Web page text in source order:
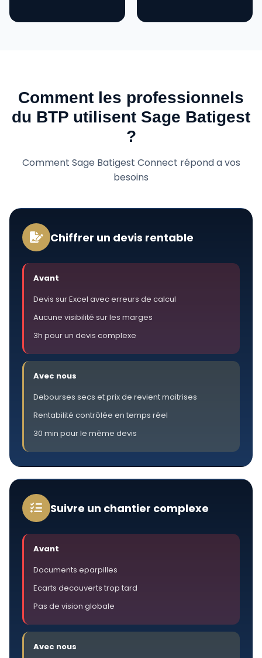
Comment les professionnels
du BTP utilisent Sage Batigest
?
Comment Sage Batigest Connect répond a vos
besoins
Chiffrer un devis rentable
Avant
Devis sur Excel avec erreurs de calcul
Aucune visibilité sur les marges
3h pour un devis complexe
Avec nous
Debourses secs et prix de revient maitrises
Rentabilité contrôlée en temps réel
30 min pour le même devis
Suivre un chantier complexe
Avant
Documents eparpilles
Ecarts decouverts trop tard
Pas de vision globale
Avec nous